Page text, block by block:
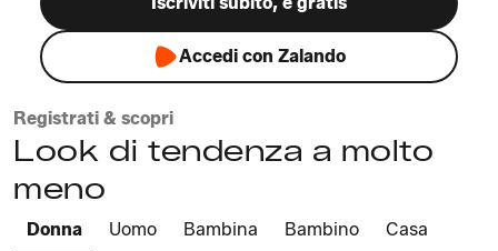
Accedi con Zalando
Registrati & scopri
Look di tendenza a molto
meno
Donna Uomo Bambina Bambino Casa